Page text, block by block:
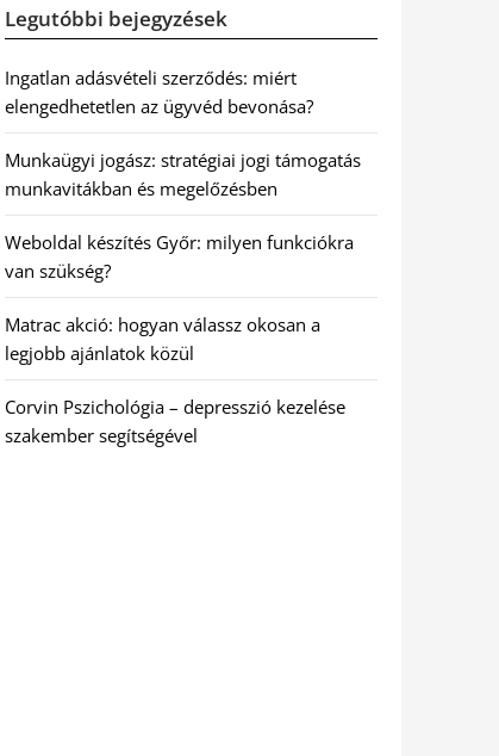
Legutóbbi bejegyzések
Ingatlan adásvételi szerződés: miért
elengedhetetlen az ügyvéd bevonása?
Munkaügyi jogász: stratégiai jogi támogatás
munkavitákban és megelőzésben
Weboldal készítés Győr: milyen funkciókra
van szükség?
Matrac akció: hogyan válassz okosan a
legjobb ajánlatok közül
Corvin Pszichológia – depresszió kezelése
szakember segítségével